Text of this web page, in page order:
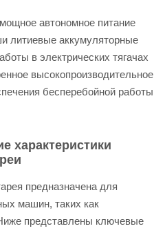
автономное питание
литиевые аккумуляторные
в электрических тягачах
высокопроизводительное
бесперебойной работы
характеристики
предназначена для
машин, таких как
представлены ключевые